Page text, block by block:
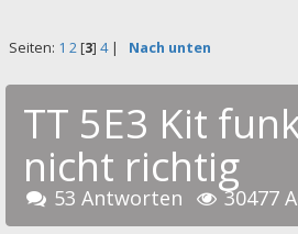
Seiten: 1 2[3] 4| Nach unten
TT 5E3 Kit
nicht richtig
53 Antworten 30477